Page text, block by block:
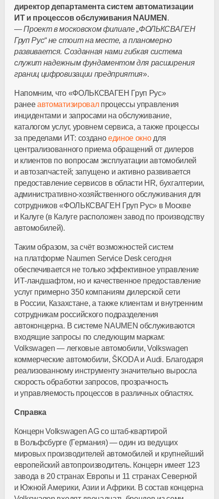
директор департамента систем автоматизации
ИТ и процессов обслуживания NAUMEN .
—Проект в московском филиале „ФОЛЬКСВАГЕН
Груп Рус“ не стоит на месте, а планомерно
развивается. Созданная нами гибкая система
служит надежным фундаментом для расширения
границ цифровизации предприятия».
Напомним, что «ФОЛЬКСВАГЕН Груп Рус»
ранееавтоматизировалпроцессы управления
инцидентами и запросами на обслуживание,
каталогом услуг, уровнем сервиса, а также процессы
за пределами ИТ: созданоединое окнодля
централизованного приема обращений от дилеров
и клиентов по вопросам эксплуатации автомобилей
и автозапчастей; запущено и активно развивается
предоставление сервисов в области HR, бухгалтерии,
административно-хозяйственного обслуживания для
сотрудников «ФОЛЬКСВАГЕН Груп Рус» в Москве
и Калуге (в Калуге расположен завод по производству
автомобилей).
Таким образом, за счёт возможностей систем
на платформе Naumen Service Desk сегодня
обеспечивается не только эффективное управление
ИТ-ландшафтом, но и качественное предоставление
услуг примерно 350 компаниям дилерской сети
в России, Казахстане, а также клиентам и внутренним
сотрудникам российского подразделения
автоконцерна. В системе NAUMEN обслуживаются
входящие запросы по следующим маркам:
Volkswagen — легковые автомобили, Volkswagen
коммерческие автомобили, ŠKODA и Audi. Благодаря
реализованному инструменту значительно выросла
скорость обработки запросов, прозрачность
и управляемость процессов в различных областях.
Справка
Концерн Volkswagen AG со штаб-квартирой
в Вольфсбурге (Германия) — один из ведущих
мировых производителей автомобилей и крупнейший
европейский автопроизводитель. Концерн имеет 123
завода в 20 странах Европы и 11 странах Северной
и Южной Америки, Азии и Африки. В состав концерна